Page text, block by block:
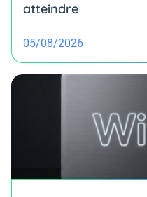
atteindre
05/08/2026